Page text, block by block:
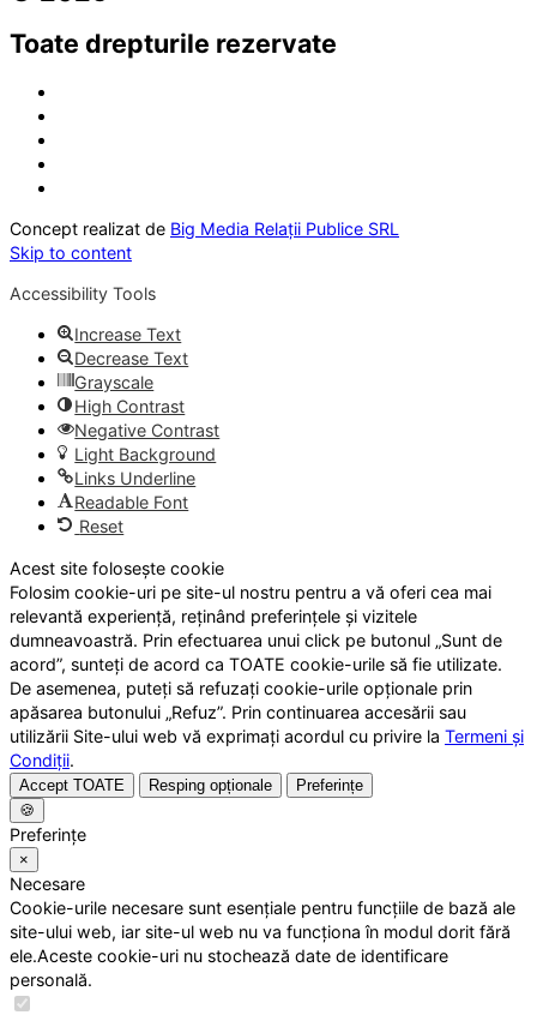
Toate drepturile rezervate
Concept realizat de Big Media Relații Publice SRL
Skip to content
Accessibility Tools
Increase Text
Decrease Text
Grayscale
High Contrast
Negative Contrast
Light Background
Links Underline
Readable Font
Reset
Acest site folosește cookie
Folosim cookie-uri pe site-ul nostru pentru a vă oferi cea mai
relevantă experiență, reținând preferințele și vizitele
dumneavoastră. Prin efectuarea unui click pe butonul „Sunt de
acord”, sunteți de acord ca TOATE cookie-urile să fie utilizate.
De asemenea, puteți să refuzați cookie-urile opționale prin
apăsarea butonului „Refuz”. Prin continuarea accesării sau
utilizării Site-ului web vă exprimați acordul cu privire la Termeni și
Condiții.
Accept TOATE Resping opționale
Preferințe
🍪
Preferințe
×
Necesare
Cookie-urile necesare sunt esențiale pentru funcțiile de bază ale
site-ului web, iar site-ul web nu va funcționa în modul dorit fără
ele.Aceste cookie-uri nu stochează date de identificare
personală.